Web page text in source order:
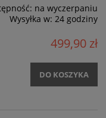
na wyczerpaniu
Wysyłka w: 24 godziny
499,90 zł
DO KOSZYKA